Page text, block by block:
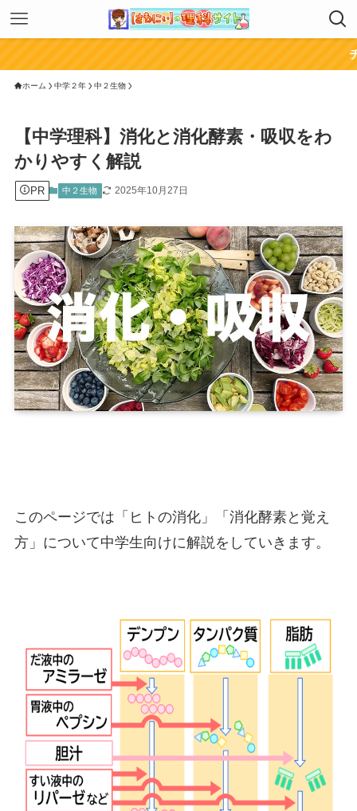
チャンネル
ホーム 中学２年 中２生物
【中学理科】消化と消化酵素・吸収をわ
かりやすく解説
PR 中２生物 2025年10月27日
このページでは「ヒトの消化」「消化酵素と覚え
方」について中学生向けに解説をしていきます。